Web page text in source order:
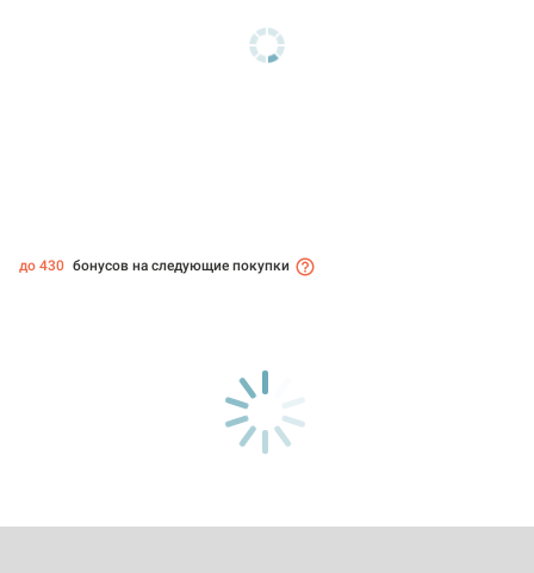
до 430 бонусов на следующие покупки